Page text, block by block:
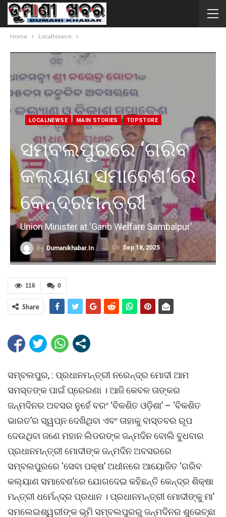
Home LocalNewse
LOCALNEWSE MAIN STORIES TOPSTORE
ସମ୍ବଲପୁରରେ ‘ଗରିବ
କଲ୍ୟାଣ ସମାବେଶ’ରେ
କେନ୍ଦ୍ରମନ୍ତ୍ରୀ
Union Minister at 'Garib Welfare Sambalpur'
By Dumanikhabar.in On Sep 18, 2025
0
116
Share
ସମ୍ବଲପୁର, : ପ୍ରଧାନମନ୍ତ୍ରୀ ନରେନ୍ଦ୍ର ମୋଦୀ ଆମ
ସମସ୍ତଙ୍କ ପାଇଁ ପ୍ରେରଣା । ଆଜି କେବଳ ତାଙ୍କର
ଜନ୍ମଦିନର ଅବସର ନୁହେଁ ବରଂ ‘ବିକଶିତ ଓଡ଼ିଶା’ – ‘ବିକଶିତ
ଭାରତ’ର ସ୍ୱପ୍ନ ଦେଖିଥିବା ଏବଂ ତାହାକୁ ବାସ୍ତବର ରୂପ
ଦେଉଥିବା ଜଣେ ମହାନ ଲିଡରଙ୍କ ଜନ୍ମଦିନ ବୋଲି ବୁଧବାର
ପ୍ରଧାନମନ୍ତ୍ରୀ ମୋଦୀଙ୍କ ଜନ୍ମଦିନ ଅବସରରେ
ସମ୍ବଲପୁରରେ ‘ସେବା ପକ୍ଷ’ ଅଧୀନରେ ଆୟୋଜିତ ‘ଗରିବ
କଲ୍ୟାଣ ସମାବେଶ’ରେ ଯୋଗଦେଇ କହିଛନ୍ତି କେନ୍ଦ୍ର ଶିକ୍ଷା
ମନ୍ତ୍ରୀ ଧର୍ମେନ୍ଦ୍ର ପ୍ରଧାନ । ପ୍ରଧାନମନ୍ତ୍ରୀ ମୋଦୀଙ୍କୁ ମା’
ସମଲେଇଶ୍ୱରୀଙ୍କ ଭୂମି ସମ୍ବଲପୁରରୁ ଜନ୍ମଦିନର ଶୁଭେଚ୍ଛା